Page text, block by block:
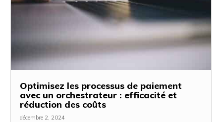
Optimisez les processus de paiement
avec un orchestrateur : efficacité et
réduction des coûts
décembre 2, 2024